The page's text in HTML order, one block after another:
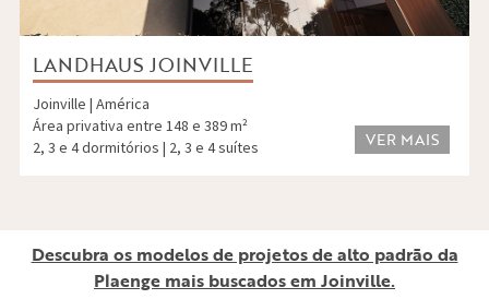
LANDHAUS JOINVILLE
Joinville | América
Área privativa entre 148 e 389 m²
2, 3 e 4 dormitórios | 2, 3 e 4 suítes
VER MAIS
Descubra os modelos de projetos de alto padrão da
Plaenge mais buscados em Joinville.